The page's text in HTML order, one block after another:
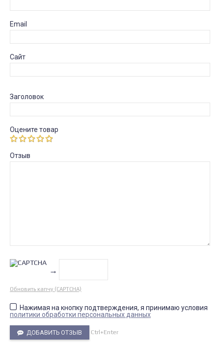
Email
Сайт
Заголовок
Оцените товар
Отзыв
→
Обновить капчу (CAPTCHA)
Нажимая на кнопку подтверждения, я принимаю условия
политики обработки персональных данных
ДОБАВИТЬ ОТЗЫВ Ctrl+Enter